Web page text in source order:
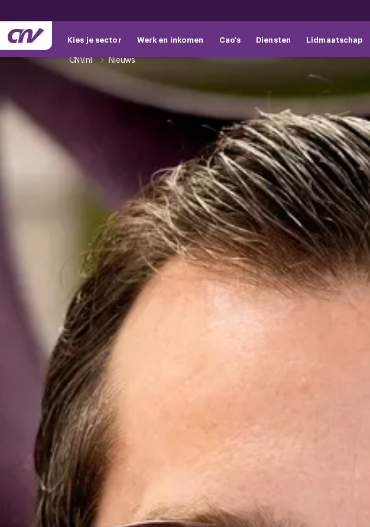
Kies je sector Werk en inkomen Cao's Diensten Lidmaatschap
CNV.nl
Nieuws